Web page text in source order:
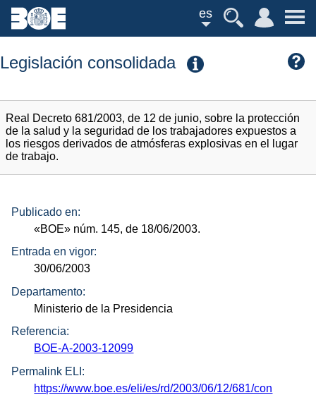
es
Legislación consolidada
Real Decreto 681/2003, de 12 de junio, sobre la protección
de la salud y la seguridad de los trabajadores expuestos a
los riesgos derivados de atmósferas explosivas en el lugar
de trabajo.
Publicado en:
«BOE» núm. 145, de 18/06/2003.
Entrada en vigor:
30/06/2003
Departamento:
Ministerio de la Presidencia
Referencia:
BOE-A-2003-12099
Permalink ELI:
https://www.boe.es/eli/es/rd/2003/06/12/681/con